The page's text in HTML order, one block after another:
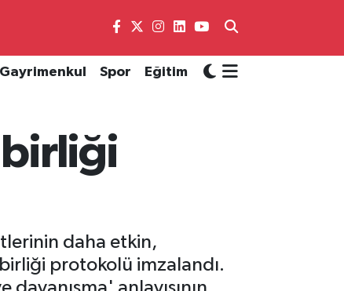
Gayrimenkul Spor Eğitim
birliği
daha etkin,
protokolü imzalandı.